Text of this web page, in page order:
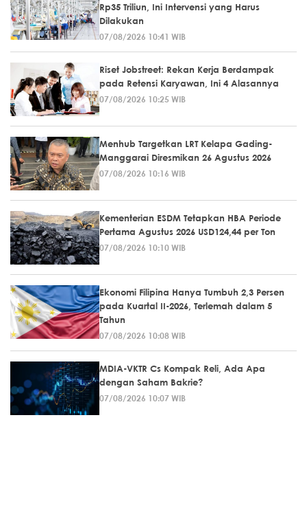
Rp35 Triliun, Ini Intervensi yang Harus
Dilakukan
07/08/2026 10:41 WIB
Riset Jobstreet: Rekan Kerja Berdampak
pada Retensi Karyawan, Ini 4 Alasannya
07/08/2026 10:25 WIB
Menhub Targetkan LRT Kelapa Gading-
Manggarai Diresmikan 26 Agustus 2026
07/08/2026 10:16 WIB
Kementerian ESDM Tetapkan HBA Periode
Pertama Agustus 2026 USD124,44 per Ton
07/08/2026 10:10 WIB
Ekonomi Filipina Hanya Tumbuh 2,3 Persen
pada Kuartal II-2026, Terlemah dalam 5
Tahun
07/08/2026 10:08 WIB
MDIA-VKTR Cs Kompak Reli, Ada Apa
dengan Saham Bakrie?
07/08/2026 10:07 WIB